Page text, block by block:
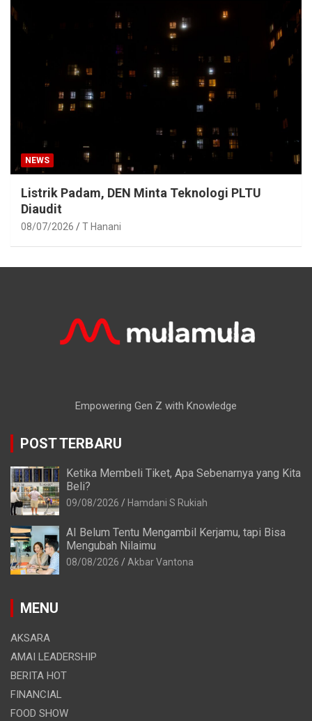
NEWS
Listrik Padam, DEN Minta Teknologi PLTU
Diaudit
08/07/2026 T Hanani
Empowering Gen Z with Knowledge
POST TERBARU
Ketika Membeli Tiket, Apa Sebenarnya yang Kita
Beli?
09/08/2026 Hamdani S Rukiah
AI Belum Tentu Mengambil Kerjamu, tapi Bisa
Mengubah Nilaimu
08/08/2026 Akbar Vantona
MENU
AKSARA
AMAI LEADERSHIP
BERITA HOT
FINANCIAL
FOOD SHOW